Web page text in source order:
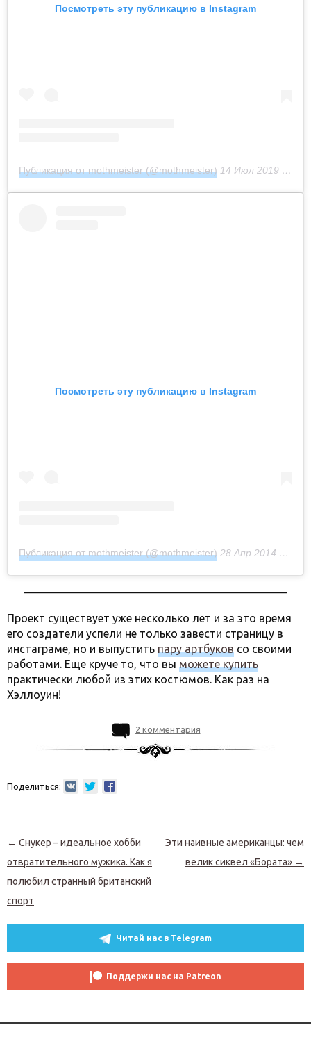
Посмотреть эту публикацию в Instagram
Публикация от mothmeister (@mothmeister) 14 Июл 2019 в 11:59 PDT
Посмотреть эту публикацию в Instagram
Публикация от mothmeister (@mothmeister) 28 Апр 2014 в 7:19 PDT
Проект существует уже несколько лет и за это время
его создатели успели не только завести страницу в
инстаграме, но и выпустить пару артбуков со своими
работами. Еще круче то, что вы можете купить
практически любой из этих костюмов. Как раз на
Хэллоуин!
2 комментария
Поделиться:
Навигация по записям
← Снукер – идеальное хобби
отвратительного мужика. Как я
полюбил странный британский
спорт
Эти наивные американцы: чем
велик сиквел «Бората» →
Читай нас в Telegram
Поддержи нас на Patreon